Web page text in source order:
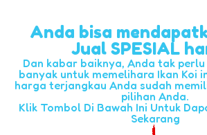
Anda bisa
Jual SPESIAL
Dan kabar baiknya, Anda tak
banyak untuk memelihara Ikan Koi
harga terjangkau Anda sudah
pilihan Anda.
Klik Tombol Di Bawah Ini Untuk
Sekarang